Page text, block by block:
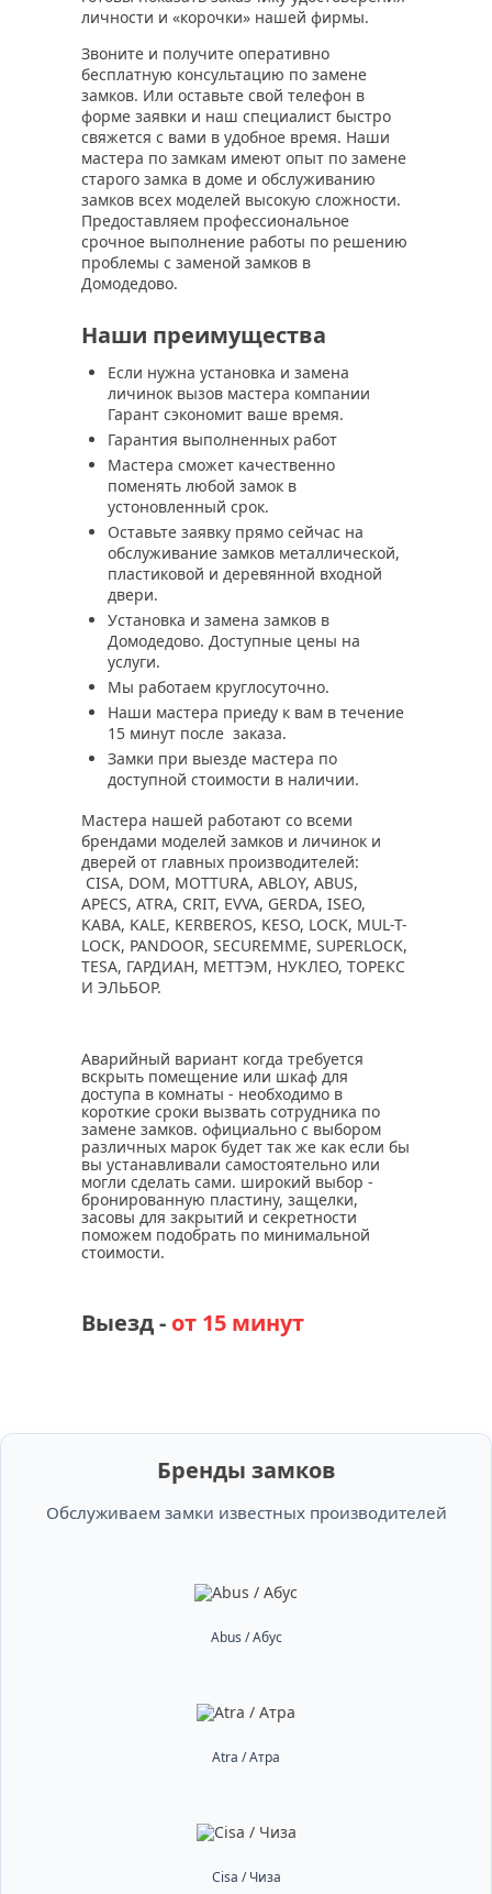
личности и «корочки» нашей фирмы.
Звоните и получите оперативно
бесплатную консультацию по замене
замков. Или оставьте свой телефон в
форме заявки и наш специалист быстро
свяжется с вами в удобное время. Наши
мастера по замкам имеют опыт по замене
старого замка в доме и обслуживанию
замков всех моделей высокую сложности.
Предоставляем профессиональное
срочное выполнение работы по решению
проблемы с заменой замков в
Домодедово.
Наши преимущества
Если нужна установка и замена
личинок вызов мастера компании
Гарант сэкономит ваше время.
Гарантия выполненных работ
Мастера сможет качественно
поменять любой замок в
устоновленный срок.
Оставьте заявку прямо сейчас на
обслуживание замков металлической,
пластиковой и деревянной входной
двери.
Установка и замена замков в
Домодедово. Доступные цены на
услуги.
Мы работаем круглосуточно.
Наши мастера приеду к вам в течение
15 минут после заказа.
Замки при выезде мастера по
доступной стоимости в наличии.
Мастера нашей работают со всеми
брендами моделей замков и личинок и
дверей от главных производителей:
CISA, DOM, MOTTURA, ABLOY, ABUS,
APECS, ATRA, CRIT, EVVA, GERDA, ISEO,
KABA, KALE, KERBEROS, KESO, LOCK, MUL-T-
LOCK, PANDOOR, SECUREMME, SUPERLOCK,
TESA, ГАРДИАН, МЕТТЭМ, НУКЛЕО, ТОРЕКС
И ЭЛЬБОР.
Аварийный вариант когда требуется
вскрыть помещение или шкаф для
доступа в комнаты - необходимо в
короткие сроки вызвать сотрудника по
замене замков. официально с выбором
различных марок будет так же как если бы
вы устанавливали самостоятельно или
могли сделать сами. широкий выбор -
бронированную пластину, защелки,
засовы для закрытий и секретности
поможем подобрать по минимальной
стоимости.
Выезд - от 15 минут
Бренды замков
Обслуживаем замки известных производителей
Abus / Абус
Atra / Атра
Cisa / Чиза